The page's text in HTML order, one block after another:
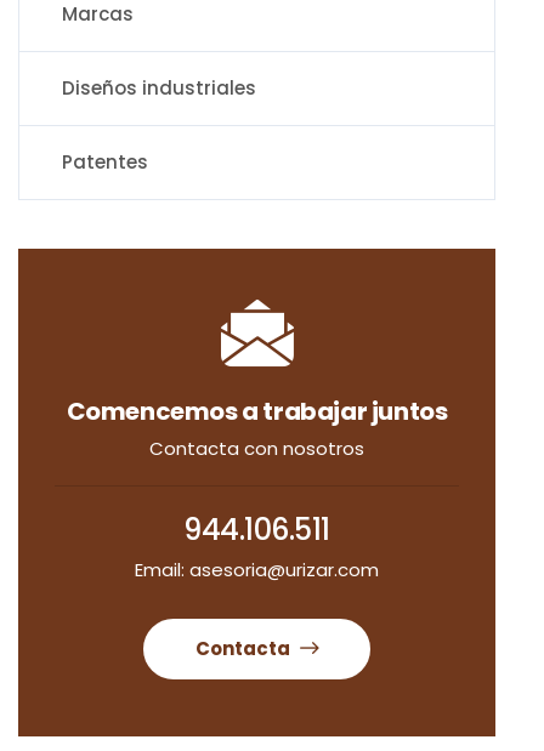
Marcas
Diseños industriales
Patentes
Comencemos a trabajar juntos
Contacta con nosotros
944.106.511
Email: asesoria@urizar.com
Contacta